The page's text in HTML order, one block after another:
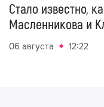
Стало известно,
Масленникова и
06 августа 12:22